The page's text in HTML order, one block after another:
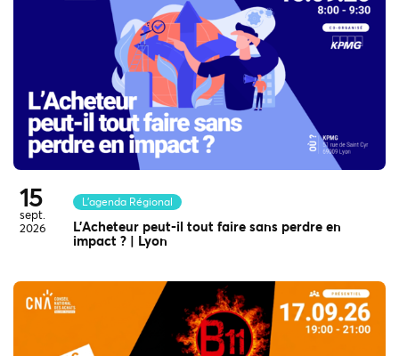
15
sept.
2026
L'agenda Régional
L’Acheteur peut-il tout faire sans perdre en
impact ? | Lyon